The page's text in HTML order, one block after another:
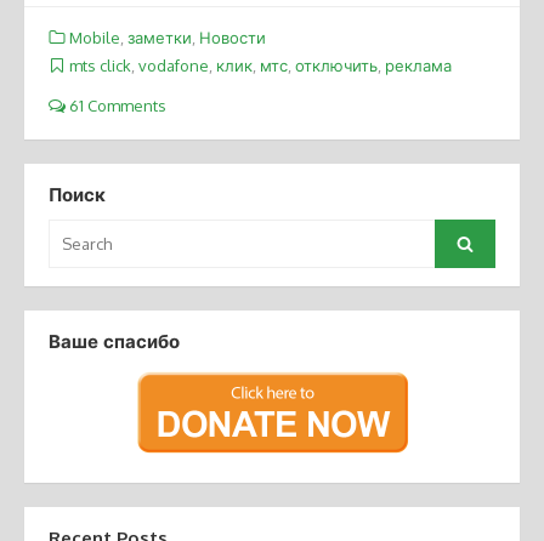
Mobile заметки Новости
mts click vodafone клик мтс отключить реклама
61 Comments
Поиск
for:
Search
Ваше спасибо